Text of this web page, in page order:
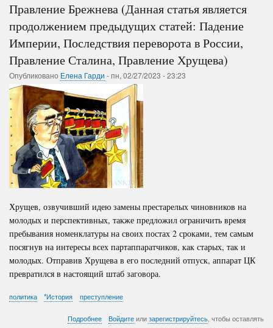
Брежнева)
коллапс
Правление Брежнева (Данная статья является
продолжением предыдущих статей: Падение
Империи, Последствия переворота в России,
Правление Сталина, Правление Хрущева)
Опубликовано Елена Гарди -пн, 02/27/2023 - 23:23
Хрущев, озвучивший идею замены престарелых чиновников на
молодых и перспективных, также предложил ограничить время
пребывания номенклатуры на своих постах 2 сроками, тем самым
посягнув на интересы всех партаппаратчиков, как старых, так и
молодых. Отправив Хрущева в его последний отпуск, аппарат ЦК
превратился в настоящий штаб заговора.
политика *История преступление
Подробнее Войдите или зарегистрируйтесь , чтобы оставлять